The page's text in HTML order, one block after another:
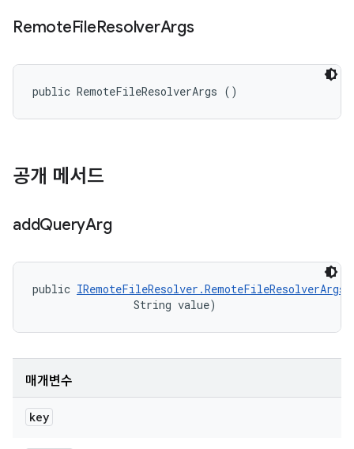
RemoteFileResolverArgs
public RemoteFileResolverArgs ()
공개 메서드
addQueryArg
public IRemoteFileResolver.RemoteFileResolverArgs
                String value)
매개변수
key